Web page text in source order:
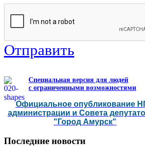
Отправить
Специальная версия для людей
с ограниченными возможностями
Официальное опубликование
администрации и Совета
"Город Амурск"
Последние новости